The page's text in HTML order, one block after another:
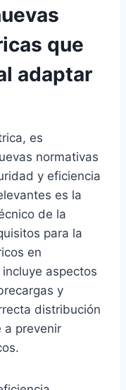
que
adaptar
es
normativas
y eficiencia
es la
de la
para la
en
aspectos
y
distribución
a prevenir